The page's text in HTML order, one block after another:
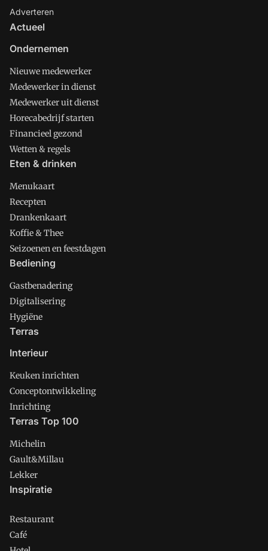
Adverteren
Actueel
Ondernemen
Nieuwe medewerker
Medewerker in dienst
Medewerker uit dienst
Horecabedrijf starten
Financieel gezond
Wetten & regels
Eten & drinken
Menukaart
Recepten
Drankenkaart
Koffie & Thee
Seizoenen en feestdagen
Bediening
Gastbenadering
Digitalisering
Hygiëne
Terras
Interieur
Keuken inrichten
Conceptontwikkeling
Inrichting
Terras Top 100
Michelin
Gault&Millau
Lekker
Inspiratie
Restaurant
Café